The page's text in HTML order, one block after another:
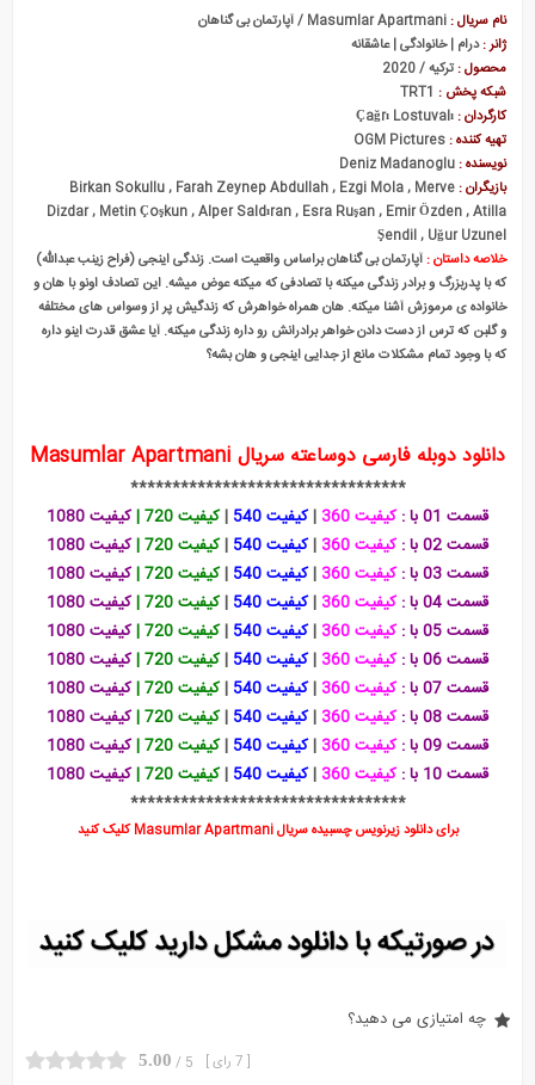
نام سریال :Masumlar Apartmani / آپارتمان بی گناهان
ژانر :درام | خانوادگی | عاشقانه
محصول :ترکیه / 2020
شبکه پخش :
کارگردان :Çağrı Lostuvalı
تهیه کننده :OGM Pictures
نویسنده :Deniz Madanoglu
بازیگران :Birkan Sokullu , Farah Zeynep Abdullah , Ezgi Mola , Merve
Dizdar , Metin Çoşkun , Alper Saldıran , Esra Ruşan , Emir Özden , Atilla
Şendil , Uğur Uzunel
خلاصه داستان :آپارتمان بی گناهان براساس واقعیت است. زندگی اینجی (فراح زینب عبدالله)
که با پدربزرگ و برادر زندگی میکنه با تصادفی که میکنه عوض میشه. این تصادف اونو با هان و
خانواده ی مرموزش آشنا میکنه. هان همراه خواهرش که زندگیش پر از وسواس های مختلفه
و گلبن که ترس از دست دادن خواهر برادرانش رو داره زندگی میکنه. آیا عشق قدرت اینو داره
که با وجود تمام مشکلات مانع از جدایی اینجی و هان بشه؟
دانلود دوبله فارسی دوساعته سریال Masumlar Apartmani
*********************************
قسمت 01 با :
کیفیت 360 |کیفیت 540 |کیفیت 720 |کیفیت 1080
قسمت 02 با :
کیفیت 360 |کیفیت 540 |کیفیت 720 |کیفیت 1080
قسمت 03 با :
کیفیت 360 |کیفیت 540 |کیفیت 720 |کیفیت 1080
قسمت 04 با :
کیفیت 360 |کیفیت 540 |کیفیت 720 |کیفیت 1080
قسمت 05 با :
کیفیت 360 |کیفیت 540 |کیفیت 720 |کیفیت 1080
قسمت 06 با :
کیفیت 360 |کیفیت 540 |کیفیت 720 |کیفیت 1080
قسمت 07 با :
کیفیت 360 |کیفیت 540 |کیفیت 720 |کیفیت 1080
قسمت 08 با :
کیفیت 360 |کیفیت 540 |کیفیت 720 |کیفیت 1080
قسمت 09 با :
کیفیت 360 |کیفیت 540 |کیفیت 720 |کیفیت 1080
قسمت 10 با :
کیفیت 360 |کیفیت 540 |کیفیت 720 |کیفیت 1080
*********************************
برای دانلود زیرنویس چسبیده سریال Masumlar Apartmani کلیک کنید
چه امتیازی می دهید؟
5 /
5.00 [ 7 رای ]